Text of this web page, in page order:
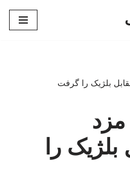
بلژیک را گرفت
را